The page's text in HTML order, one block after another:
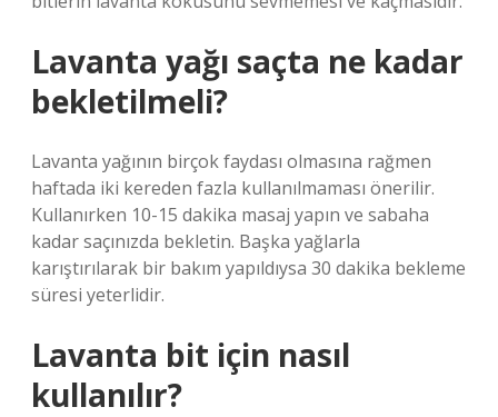
Lavanta yağı saçta ne kadar
bekletilmeli?
Lavanta yağının birçok faydası olmasına rağmen
haftada iki kereden fazla kullanılmaması önerilir.
Kullanırken 10-15 dakika masaj yapın ve sabaha
kadar saçınızda bekletin. Başka yağlarla
karıştırılarak bir bakım yapıldıysa 30 dakika bekleme
süresi yeterlidir.
Lavanta bit için nasıl
kullanılır?